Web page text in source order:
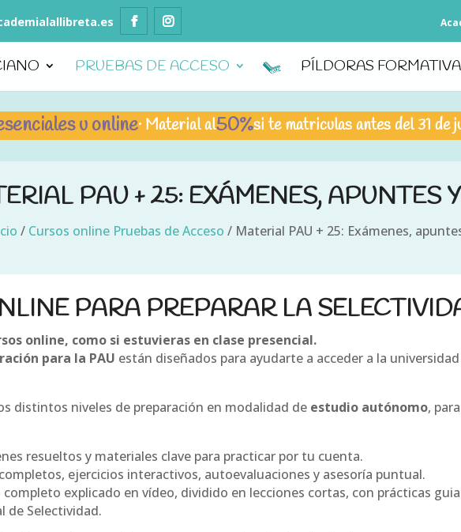
PRUEBAS DE ACCESO PÍLDORAS
u online· Material al50%si te matriculas antes del 31 de julio ·
PAU + 25: EXÁMENES, APUNTES
/ Cursos online Pruebas de Acceso / Material PAU + 25: Exámenes,
PARA PREPARAR LA
online, como si estuvieras en clase presencial.
para la PAU están diseñados para ayudarte a acceder a la
distintos niveles de preparación en modalidad de estudio autónomo,
resueltos y materiales clave para practicar por tu cuenta.
ejercicios interactivos, autoevaluaciones y asesoría puntual.
explicado en vídeo, dividido en lecciones cortas, con prácticas
de Selectividad.